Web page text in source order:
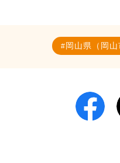
岡山県（岡山